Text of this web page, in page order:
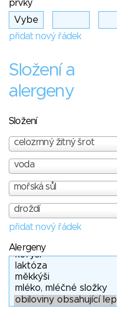
prvky
přidat nový řádek
Složení a
alergeny
Složení
celozrnný žitný šrot
voda
mořská sůl
droždí
přidat nový řádek
Alergeny